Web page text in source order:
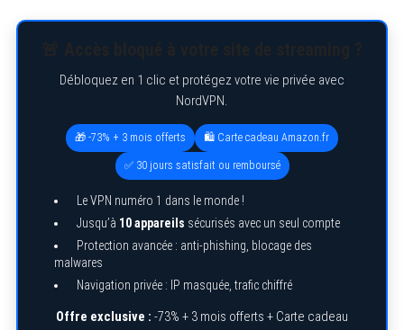
Débloquez en 1 clic et protégez votre vie privée avec
NordVPN.
🎁 -73% + 3 mois offerts 🛍️ Carte cadeau Amazon.fr
✅ 30 jours satisfait ou remboursé
Le VPN numéro 1 dans le monde !
Jusqu’à 10 appareils sécurisés avec un seul compte
Protection avancée : anti-phishing, blocage des
malwares
Navigation privée : IP masquée, trafic chiffré
Offre exclusive : -73% + 3 mois offerts + Carte cadeau